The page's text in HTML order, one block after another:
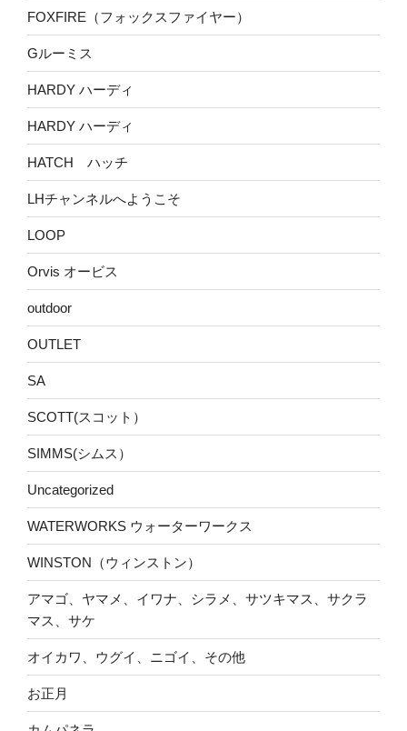
FOXFIRE（フォックスファイヤー）
Gルーミス
HARDY ハーディ
HARDY ハーディ
HATCH ハッチ
LHチャンネルへようこそ
LOOP
Orvis オービス
outdoor
OUTLET
SA
SCOTT(スコット）
SIMMS(シムス）
Uncategorized
WATERWORKS ウォーターワークス
WINSTON（ウィンストン）
アマゴ、ヤマメ、イワナ、シラメ、サツキマス、サクラ
マス、サケ
オイカワ、ウグイ、ニゴイ、その他
お正月